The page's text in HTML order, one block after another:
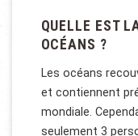
QUELLE EST
OCÉANS ?
Les océans
et contiennent
mondiale.
seulement 3